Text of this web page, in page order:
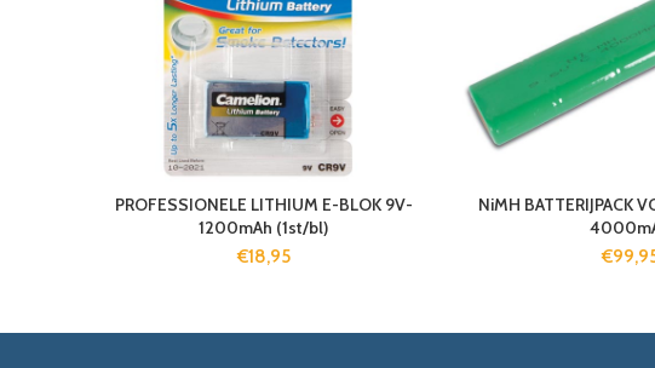
PROFESSIONELE LITHIUM E-BLOK 9V-
1200mAh (1st/bl)
€18,95
NiMH BATTERIJPACK
€